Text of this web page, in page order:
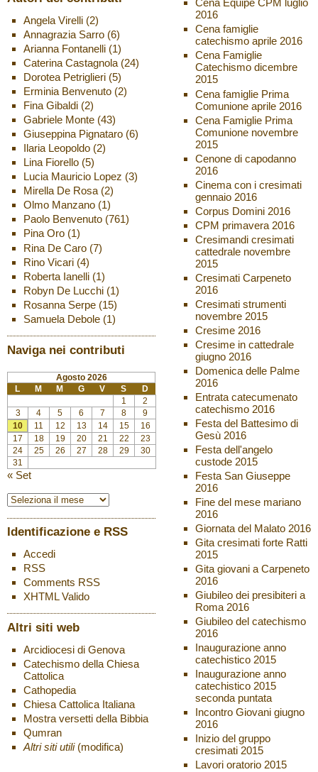
Angela Virelli(2)
Annagrazia Sarro(6)
Arianna Fontanelli(1)
Caterina Castagnola(24)
Dorotea Petriglieri(5)
Erminia Benvenuto(2)
Fina Gibaldi(2)
Gabriele Monte(43)
Giuseppina Pignataro(6)
Ilaria Leopoldo(2)
Lina Fiorello(5)
Lucia Mauricio Lopez (3)
Mirella De Rosa(2)
Olmo Manzano(1)
Paolo Benvenuto(761)
Pina Oro(1)
Rina De Caro(7)
Rino Vicari(4)
Roberta Ianelli(1)
Robyn De Lucchi(1)
Rosanna Serpe(15)
Samuela Debole(1)
Naviga nei contributi
Agosto 2026
L
M M G V S
D
1
2
3
4 5 6 7 8
9
10
11 12 13 14 15
16
17
18 19 20 21 22
23
24
25 26 27 28 29
30
31
« Set
Identificazione e RSS
Accedi
RSS
Comments RSS
XHTMLValido
Altri siti web
Arcidiocesi di Genova
Catechismo della Chiesa
Cattolica
Cathopedia
Chiesa Cattolica Italiana
Mostra versetti della Bibbia
Qumran
Altri siti utili (modifica)
Cena Equipe CPM luglio
2016
Cena famiglie
catechismo aprile 2016
Cena Famiglie
Catechismo dicembre
2015
Cena famiglie Prima
Comunione aprile 2016
Cena Famiglie Prima
Comunione novembre
2015
Cenone di capodanno
2016
Cinema con i cresimati
gennaio 2016
Corpus Domini 2016
CPM primavera 2016
Cresimandi cresimati
cattedrale novembre
2015
Cresimati Carpeneto
2016
Cresimati strumenti
novembre 2015
Cresime 2016
Cresime in cattedrale
giugno 2016
Domenica delle Palme
2016
Entrata catecumenato
catechismo 2016
Festa del Battesimo di
Gesù 2016
Festa dell'angelo
custode 2015
Festa San Giuseppe
2016
Fine del mese mariano
2016
Giornata del Malato 2016
Gita cresimati forte Ratti
2015
Gita giovani a Carpeneto
2016
Giubileo dei presibiteri a
Roma 2016
Giubileo del catechismo
2016
Inaugurazione anno
catechistico 2015
Inaugurazione anno
catechistico 2015
seconda puntata
Incontro Giovani giugno
2016
Inizio del gruppo
cresimati 2015
Lavori oratorio 2015